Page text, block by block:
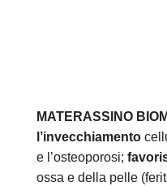
MATERASSINO
l’invecchiamento
e l’osteoporosi;
ossa e della pelle